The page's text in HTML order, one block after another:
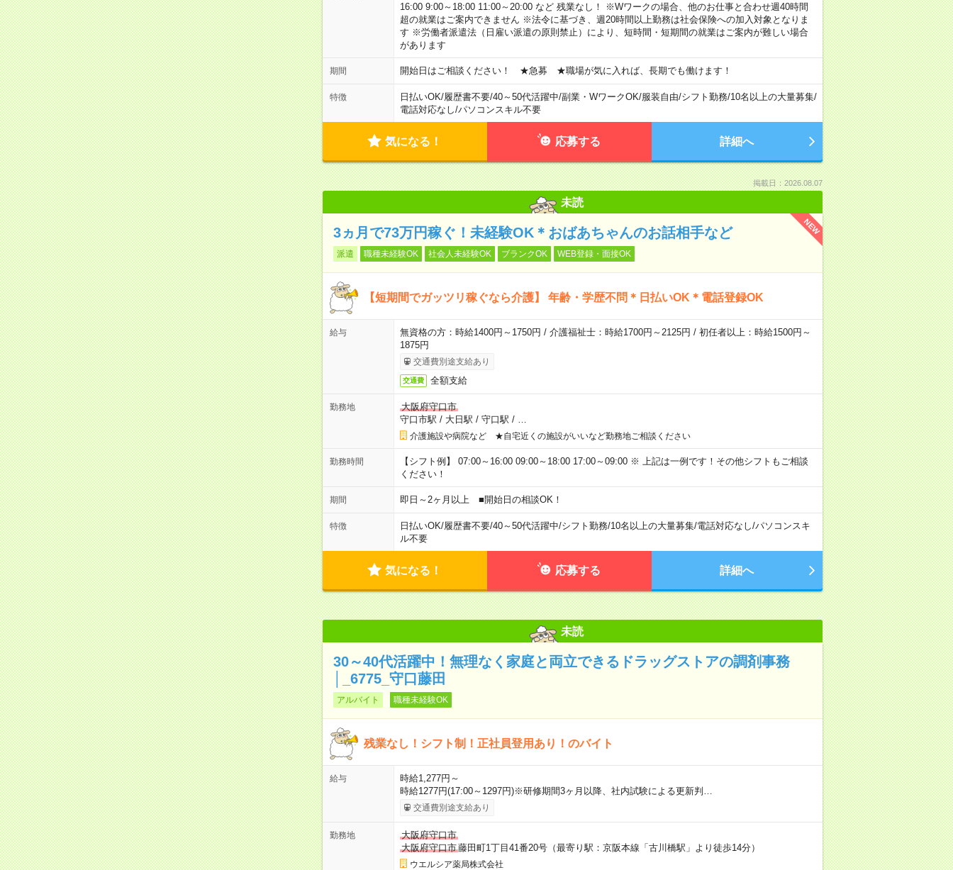
16:00 9:00～18:00 11:00～20:00 など 残業なし！ ※Wワークの場合、他のお仕事と合わせ週40時間
超の就業はご案内できません ※法令に基づき、週20時間以上勤務は社会保険への加入対象となりま
す ※労働者派遣法（日雇い派遣の原則禁止）により、短時間・短期間の就業はご案内が難しい場合
があります
期間 開始日はご相談ください！ ★急募 ★職場が気に入れば、長期でも働けます！
特徴 日払いOK/履歴書不要/40～50代活躍中/副業・WワークOK/服装自由/シフト勤務/10名以上の大量募集/
電話対応なし/パソコンスキル不要
気になる！ 応募する 詳細へ
掲載日：2026.08.07
未読
NEW
3ヵ月で73万円稼ぐ！未経験OK＊おばあちゃんのお話相手など
派遣 職種未経験OK 社会人未経験OK ブランクOK WEB登録・面接OK
【短期間でガッツリ稼ぐなら介護】 年齢・学歴不問＊日払いOK＊電話登録OK
給与
無資格の方：時給1400円～1750円 / 介護福祉士：時給1700円～2125円 / 初任者以上：時給1500円～
1875円
交通費別途支給あり
交通費 全額支給
勤務地
大阪府守口市
守口市駅 / 大日駅 / 守口駅 /
介護施設や病院など ★自宅近くの施設がいいなど勤務地ご相談ください
勤務時間
【シフト例】 07:00～16:00 09:00～18:00 17:00～09:00 ※ 上記は一例です！その他シフトもご相談
ください！
期間 即日～2ヶ月以上 ■開始日の相談OK！
特徴 日払いOK/履歴書不要/40～50代活躍中/シフト勤務/10名以上の大量募集/電話対応なし/パソコンスキ
ル不要
気になる！ 応募する 詳細へ
未読
30～40代活躍中！無理なく家庭と両立できるドラッグストアの調剤事務
│_6775_守口藤田
アルバイト 職種未経験OK
残業なし！シフト制！正社員登用あり！のバイト
給与
時給1,277円～
時給1277円(17:00～1297円)※研修期間3ヶ月以降、社内試験による更新判…
交通費別途支給あり
勤務地
大阪府守口市
大阪府守口市藤田町1丁目41番20号（最寄り駅：京阪本線「古川橋駅」より徒歩14分）
ウエルシア薬局株式会社